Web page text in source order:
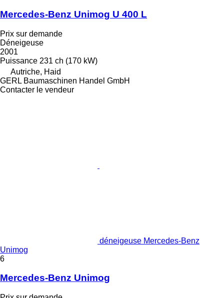
Mercedes-Benz Unimog U 400 L
Prix sur demande
Déneigeuse
2001
Puissance 231 ch (170 kW)
Autriche, Haid
GERL Baumaschinen Handel GmbH
Contacter le vendeur
déneigeuse Mercedes-Benz
Unimog
6
Mercedes-Benz Unimog